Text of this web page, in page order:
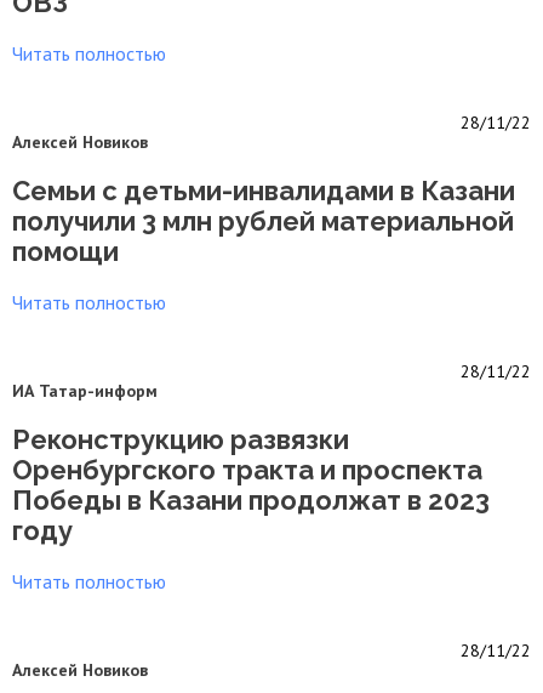
Читать полностью
28/11/22
Алексей Новиков
Семьи с детьми-инвалидами в Казани
получили 3 млн рублей материальной
помощи
Читать полностью
28/11/22
ИА Татар-информ
Реконструкцию развязки
Оренбургского тракта и проспекта
Победы в Казани продолжат в 2023
году
Читать полностью
28/11/22
Алексей Новиков